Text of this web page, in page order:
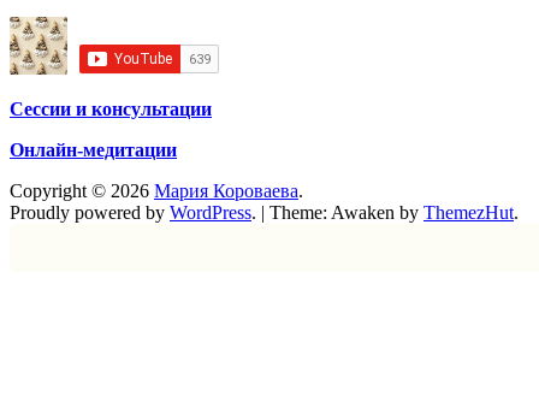
Сессии и консультации
Онлайн-медитации
Copyright © 2026 Мария Короваева.
Proudly powered by WordPress. | Theme: Awaken by ThemezHut.